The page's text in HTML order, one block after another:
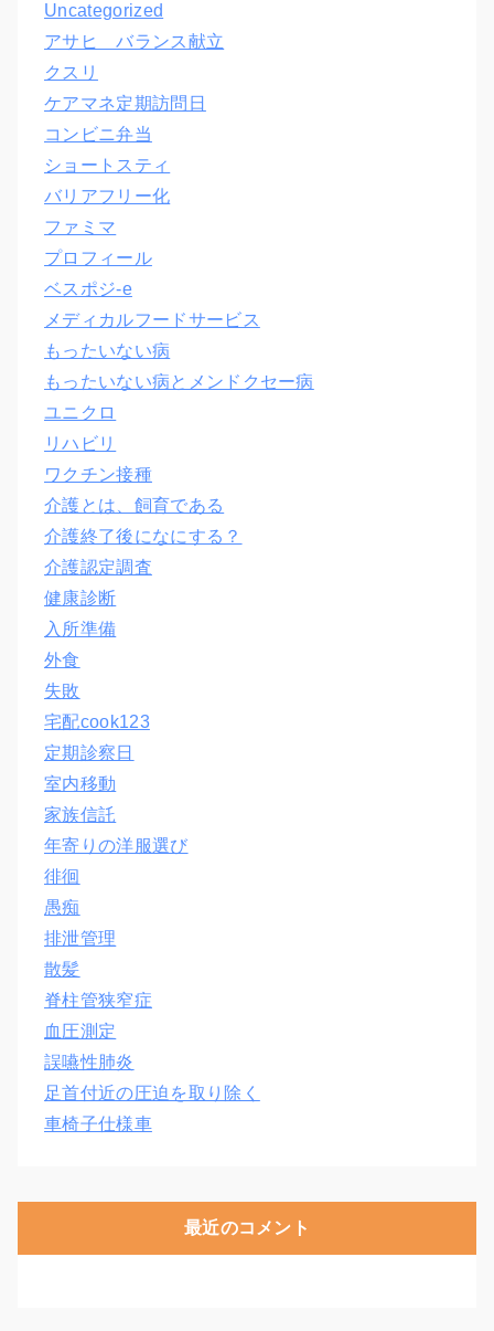
Uncategorized
アサヒ バランス献立
クスリ
ケアマネ定期訪問日
コンビニ弁当
ショートスティ
バリアフリー化
ファミマ
プロフィール
ベスポジ-e
メディカルフードサービス
もったいない病
もったいない病とメンドクセー病
ユニクロ
リハビリ
ワクチン接種
介護とは、飼育である
介護終了後になにする？
介護認定調査
健康診断
入所準備
外食
失敗
宅配cook123
定期診察日
室内移動
家族信託
年寄りの洋服選び
徘徊
愚痴
排泄管理
散髪
脊柱管狭窄症
血圧測定
誤嚥性肺炎
足首付近の圧迫を取り除く
車椅子仕様車
最近のコメント